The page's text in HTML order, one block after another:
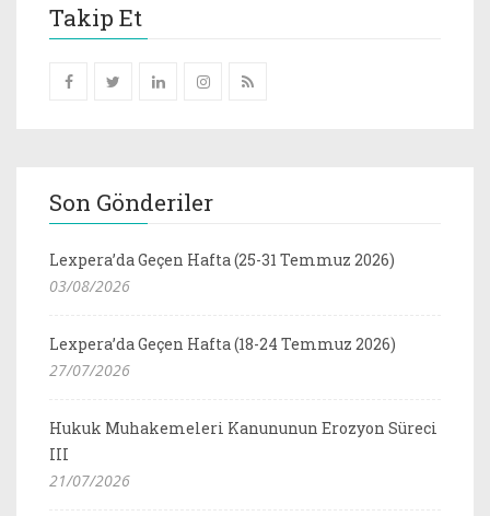
Takip Et
Son Gönderiler
Lexpera’da Geçen Hafta (25-31 Temmuz 2026)
03/08/2026
Lexpera’da Geçen Hafta (18-24 Temmuz 2026)
27/07/2026
Hukuk Muhakemeleri Kanununun Erozyon Süreci
III
21/07/2026